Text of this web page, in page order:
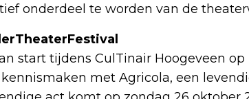
onderdeel te worden van de
start tijdens CulTinair Hoogeveen op
met Agricola, een